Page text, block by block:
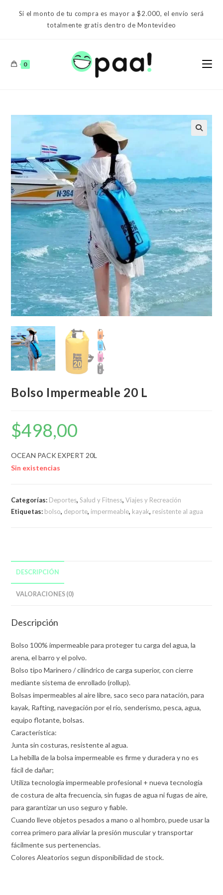
Si el monto de tu compra es mayor a $2.000, el envío será
totalmente gratis dentro de Montevideo
0
Bolso Impermeable 20 L
$498,00
OCEAN PACK EXPERT 20L
Sin existencias
Categorías: Deportes,Salud y Fitness,Viajes y Recreación
Etiquetas: bolso, deporte, impermeable, kayak, resistente al agua
DESCRIPCIÓN
VALORACIONES (0)
Descripción
Bolso 100% impermeable para proteger tu carga del agua, la
arena, el barro y el polvo.
Bolso tipo Marinero / cilíndrico de carga superior, con cierre
mediante sistema de enrollado (rollup).
Bolsas impermeables al aire libre, saco seco para natación, para
kayak, Rafting, navegación por el río, senderismo, pesca, agua,
equipo flotante, bolsas.
Característica:
Junta sin costuras, resistente al agua.
La hebilla de la bolsa impermeable es firme y duradera y no es
fácil de dañar;
Utiliza tecnología impermeable profesional + nueva tecnología
de costura de alta frecuencia, sin fugas de agua ni fugas de aire,
para garantizar un uso seguro y fiable.
Cuando lleve objetos pesados a mano o al hombro, puede usar la
correa primero para aliviar la presión muscular y transportar
fácilmente sus pertenencias.
Colores Aleatorios segun disponibilidad de stock.